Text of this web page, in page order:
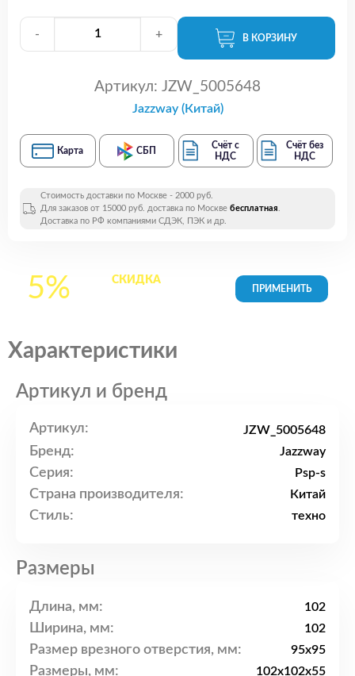
- + В КОРЗИНУ
Артикул: JZW_5005648
Jazzway (Китай)
Карта СБП
Счёт с
НДС
Счёт без
НДС
Стоимость доставки по Москве - 2000 руб.
Для заказов от 15000 руб. доставка по Москве бесплатная.
Доставка по РФ компаниями СДЭК, ПЭК и др.
5% СКИДКАна все
Характеристики
Артикул и бренд
Артикул: JZW_5005648
Бренд: Jazzway
Серия: Psp-s
Страна производителя: Китай
Стиль: техно
Размеры
Длина, мм: 102
Ширина, мм: 102
Размер врезного отверстия, мм: 95x95
Размеры, мм: 102x102x55